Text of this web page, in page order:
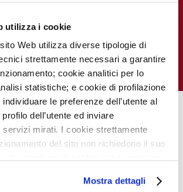
utilizza i cookie
Web utilizza diverse tipologie di
strettamente necessari a garantire
cookie analitici per lo
statistiche; e cookie di profilazione
le preferenze dell’utente al
dell’utente ed inviare
servizi mirati. I cookie strettamente
del sito non richiedono il suo
esprimere preferenze può chiudere
Mostra dettagli
Maggiori Informazioni